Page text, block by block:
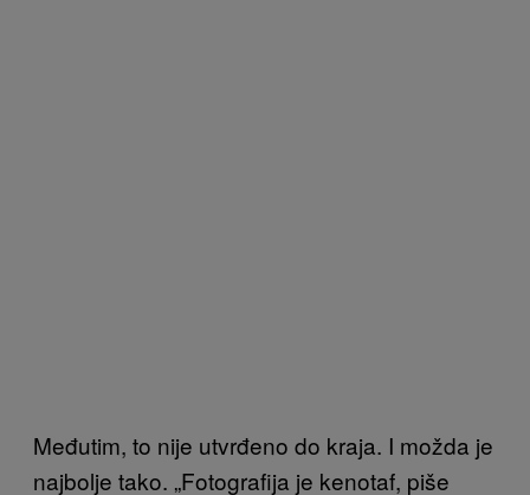
Međutim, to nije utvrđeno do kraja. I možda je
najbolje tako. „Fotografija je kenotaf, piše